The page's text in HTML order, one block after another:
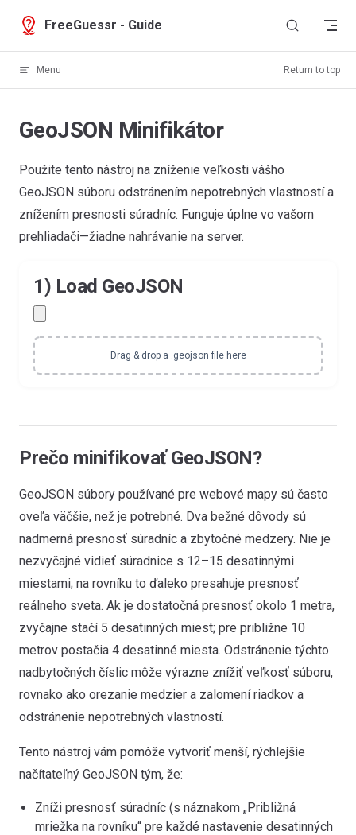
Skip to content
FreeGuessr - Guide
Menu Return to top
GeoJSON Minifikátor
Použite tento nástroj na zníženie veľkosti vášho
GeoJSON súboru odstránením nepotrebných vlastností a
znížením presnosti súradníc. Funguje úplne vo vašom
prehliadači—žiadne nahrávanie na server.
1) Load GeoJSON
Drag & drop a .geojson file here
Prečo minifikovať GeoJSON?
GeoJSON súbory používané pre webové mapy sú často
oveľa väčšie, než je potrebné. Dva bežné dôvody sú
nadmerná presnosť súradníc a zbytočné medzery. Nie je
nezvyčajné vidieť súradnice s 12–15 desatinnými
miestami; na rovníku to ďaleko presahuje presnosť
reálneho sveta. Ak je dostatočná presnosť okolo 1 metra,
zvyčajne stačí 5 desatinných miest; pre približne 10
metrov postačia 4 desatinné miesta. Odstránenie týchto
nadbytočných číslic môže výrazne znížiť veľkosť súboru,
rovnako ako orezanie medzier a zalomení riadkov a
odstránenie nepotrebných vlastností.
Tento nástroj vám pomôže vytvoriť menší, rýchlejšie
načítateľný GeoJSON tým, že:
Zníži presnosť súradníc (s náznakom „Približná
mriežka na rovníku“ pre každé nastavenie desatinných